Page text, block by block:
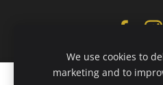
We use cookies to
marketing and to